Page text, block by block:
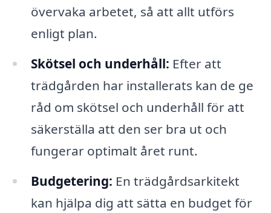
övervaka arbetet, så att allt utförs
enligt plan.
Skötsel och underhåll: Efter att
trädgården har installerats kan de ge
råd om skötsel och underhåll för att
säkerställa att den ser bra ut och
fungerar optimalt året runt.
Budgetering: En trädgårdsarkitekt
kan hjälpa dig att sätta en budget för